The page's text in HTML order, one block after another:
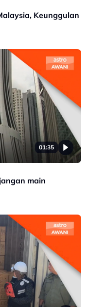
Keunggulan
01:35
main